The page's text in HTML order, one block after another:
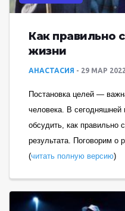
Как правильно
жизни
АНАСТАСИЯ 29 МАР
Постановка целей —
человека. В сегодняшней
обсудить, как правильно
результата. Поговорим о
(читать полную версию)